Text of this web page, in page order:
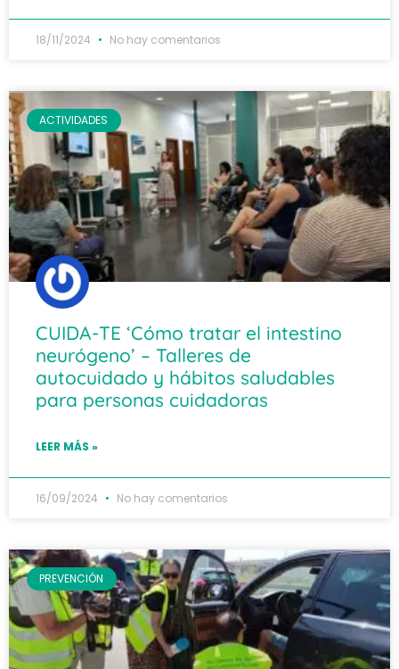
18/11/2024 No hay comentarios
ACTIVIDADES
CUIDA-TE ‘Cómo tratar el intestino
neurógeno’ – Talleres de
autocuidado y hábitos saludables
para personas cuidadoras
LEER MÁS »
16/09/2024 No hay comentarios
PREVENCIÓN